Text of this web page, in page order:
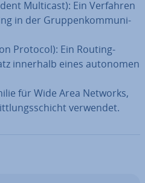
Multicast): Ein Verfahren
in der Grup­pen­kom­mu­ni­
Protocol): Ein Routing-
innerhalb eines autonomen
für Wide Area Networks,
verwendet.